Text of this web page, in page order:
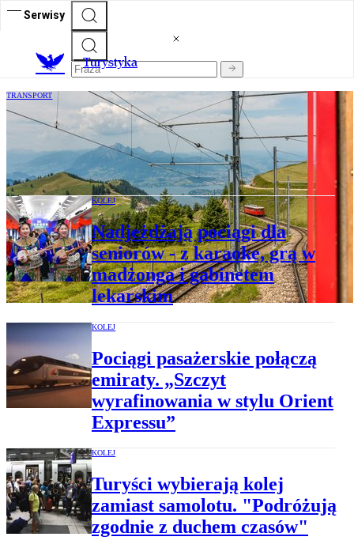
Serwisy
Turystyka
TRANSPORT
Darmowe podróże po UE. Komisja
Europejska rozda 36 000 biletów
kolejowych
KOLEJ
Nadjeżdżają pociągi dla
seniorów - z karaoke, grą w
madżonga i gabinetem
lekarskim
KOLEJ
Pociągi pasażerskie połączą
emiraty. „Szczyt
wyrafinowania w stylu Orient
Expressu”
KOLEJ
Turyści wybierają kolej
zamiast samolotu. "Podróżują
zgodnie z duchem czasów"